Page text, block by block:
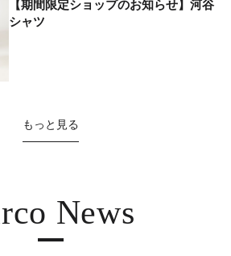
【期間限定ショップのお知らせ】河谷
シャツ
もっと見る
News